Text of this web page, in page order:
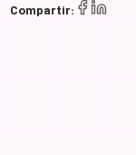
Compartir: